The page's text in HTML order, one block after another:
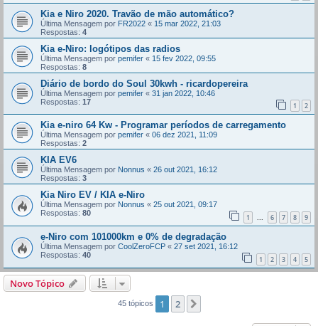
Kia e Niro 2020. Travão de mão automático?
Última Mensagem por FR2022 « 15 mar 2022, 21:03
Respostas: 4
Kia e-Niro: logótipos das radios
Última Mensagem por pemifer « 15 fev 2022, 09:55
Respostas: 8
Diário de bordo do Soul 30kwh - ricardopereira
Última Mensagem por pemifer « 31 jan 2022, 10:46
Respostas: 17 1 2
Kia e-niro 64 Kw - Programar períodos de carregamento
Última Mensagem por pemifer « 06 dez 2021, 11:09
Respostas: 2
KIA EV6
Última Mensagem por Nonnus « 26 out 2021, 16:12
Respostas: 3
Kia Niro EV / KIA e-Niro
Última Mensagem por Nonnus « 25 out 2021, 09:17
Respostas: 80 1 ... 6 7 8 9
e-Niro com 101000km e 0% de degradação
Última Mensagem por CoolZeroFCP « 27 set 2021, 16:12
Respostas: 40 1 2 3 4 5
Novo Tópico
45 tópicos 1 2